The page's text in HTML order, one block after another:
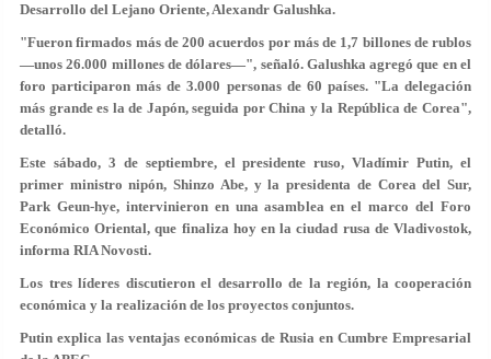
Desarrollo del Lejano Oriente, Alexandr Galushka.
"Fueron firmados más de 200 acuerdos por más de 1,7 billones de rublos
—unos 26.000 millones de dólares—", señaló. Galushka agregó que en el
foro participaron más de 3.000 personas de 60 países. "La delegación
más grande es la de Japón, seguida por China y la República de Corea",
detalló.
Este sábado, 3 de septiembre, el presidente ruso, Vladímir Putin, el
primer ministro nipón, Shinzo Abe, y la presidenta de Corea del Sur,
Park Geun-hye, intervinieron en una asamblea en el marco del Foro
Económico Oriental, que finaliza hoy en la ciudad rusa de Vladivostok,
informa RIA Novosti.
Los tres líderes discutieron el desarrollo de la región, la cooperación
económica y la realización de los proyectos conjuntos.
Putin explica las ventajas económicas de Rusia en Cumbre Empresarial